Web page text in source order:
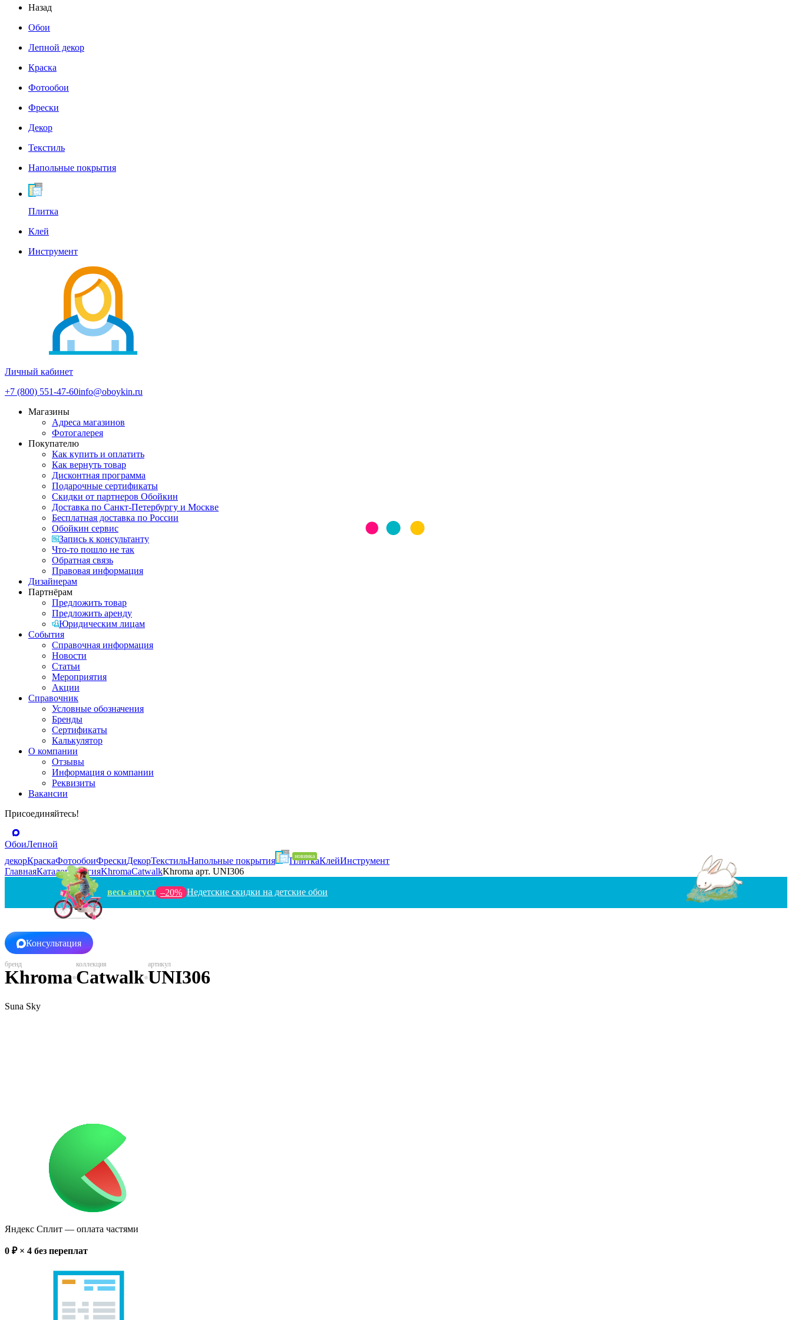
Назад
Обои
Лепной декор
Краска
Фотообои
Фрески
Декор
Текстиль
Напольные покрытия
Плитка
Клей
Инструмент
Личный кабинет
+7 (800) 551-47-60info@oboykin.ru
Магазины
Адреса магазинов
Фотогалерея
Покупателю
Как купить и оплатить
Как вернуть товар
Дисконтная программа
Подарочные сертификаты
Скидки от партнеров Обойкин
Доставка по Санкт-Петербургу и Москве
Бесплатная доставка по России
Обойкин сервис
Запись к консультанту
Что-то пошло не так
Обратная связь
Правовая информация
Дизайнерам
Партнёрам
Предложить товар
Предложить аренду
Юридическим лицам
События
Справочная информация
Новости
Статьи
Мероприятия
Акции
Справочник
Условные обозначения
Бренды
Сертификаты
Калькулятор
О компании
Отзывы
Информация о компании
Реквизиты
Вакансии
Присоединяйтесь!
ОбоиЛепной
декорКраскаФотообоиФрескиДекорТекстильНапольные покрытия ПлиткаКлейИнструмент
ГлавнаяКаталогБельгияKhromaCatwalkKhroma арт. UNI306
весь август –20% Недетские скидки на детские обои
Консультация
KhromaCatwalkUNI306
Suna Sky
Яндекс Сплит — оплата частями
0 ₽ × 4 без переплат